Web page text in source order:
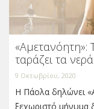
«Αμετανόητη»:
ταράζει τα νερά
9 Οκτωβρίου, 2020
Η Πάολα δηλώνει
ξεχωριστό μήνυμα